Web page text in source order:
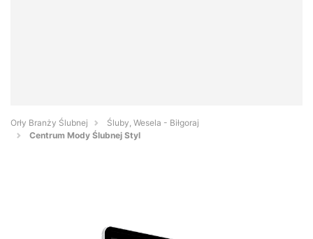
Orły Branży Ślubnej
Śluby, Wesela - Biłgoraj
Centrum Mody Ślubnej Styl